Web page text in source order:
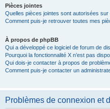
Pièces jointes
Quelles pièces jointes sont autorisées sur
Comment puis-je retrouver toutes mes
À propos de phpBB
Qui a développé ce logiciel de forum de
Pourquoi la fonctionnalité X n’est pas
Qui dois-je contacter à propos de
Comment puis-je contacter un
Problèmes de connexion et